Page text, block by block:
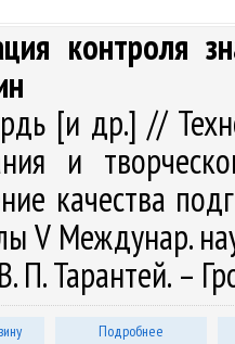
контроля
[и др.] //
и
качества
V Междунар.
П. Тарантей. –
Подробнее